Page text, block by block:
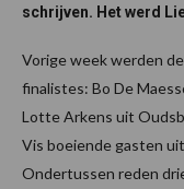
schrijven. Het werd
Vorige week werden
finalistes: Bo De
Lotte Arkens uit
Vis boeiende gasten
Ondertussen reden